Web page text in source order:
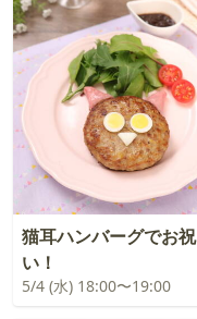
猫耳ハンバーグでお祝
い！
5/4 (水) 18:00〜19:00